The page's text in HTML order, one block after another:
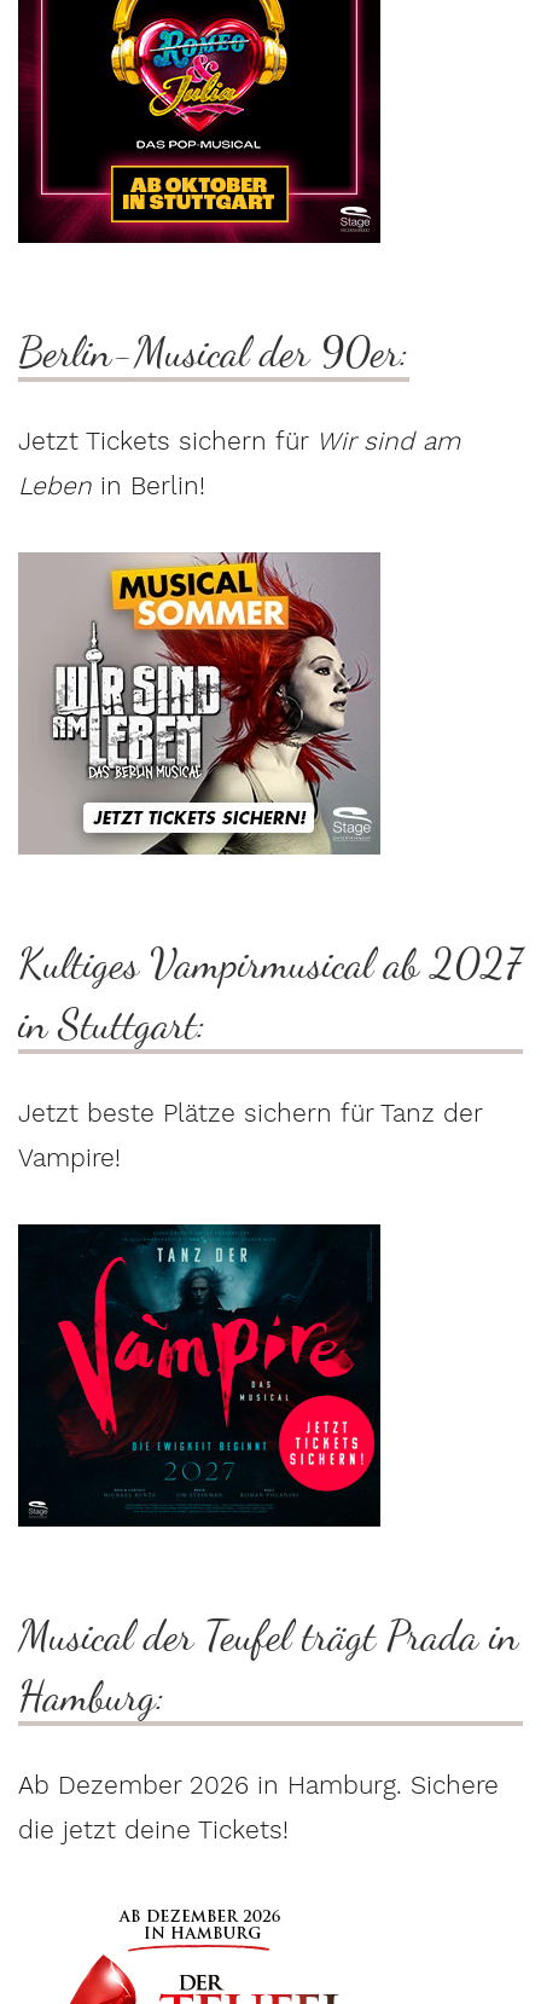
Berlin-Musical der 90er:
Jetzt Tickets sichern für Wir sind am
Leben in Berlin!
Kultiges Vampirmusical ab 2027
in Stuttgart:
Jetzt beste Plätze sichern für Tanz der
Vampire!
Musical der Teufel trägt Prada in
Hamburg:
Ab Dezember 2026 in Hamburg. Sichere
die jetzt deine Tickets!